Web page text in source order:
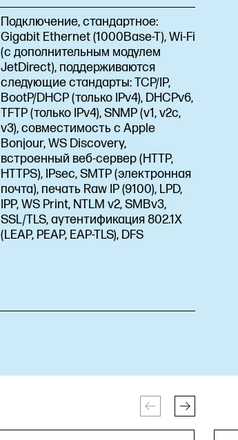
Подключение, стандартное:
Gigabit Ethernet (1000Base-T), Wi-Fi
(с дополнительным модулем
JetDirect), поддерживаются
следующие стандарты: TCP/IP,
BootP/DHCP (только IPv4), DHCPv6,
TFTP (только IPv4), SNMP (v1, v2c,
v3), совместимость с Apple
Bonjour, WS Discovery,
встроенный веб-сервер (HTTP,
HTTPS), IPsec, SMTP (электронная
почта), печать Raw IP (9100), LPD,
IPP, WS Print, NTLM v2, SMBv3,
SSL/TLS, аутентификация 802.1X
(LEAP, PEAP, EAP-TLS), DFS